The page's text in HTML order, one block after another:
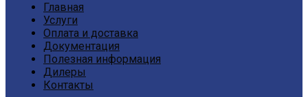
Главная
Услуги
Оплата и доставка
Документация
Полезная информация
Дилеры
Контакты